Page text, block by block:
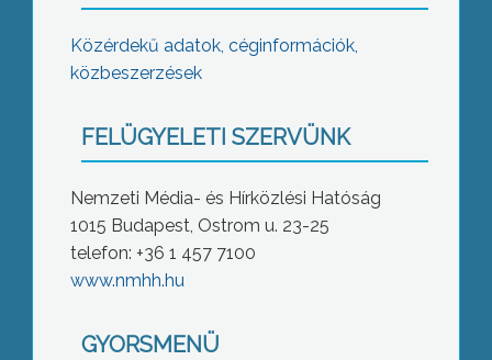
Közérdekű adatok, céginformációk,
közbeszerzések
FELÜGYELETI SZERVÜNK
Nemzeti Média- és Hírközlési Hatóság
1015 Budapest, Ostrom u. 23-25
telefon: +36 1 457 7100
www.nmhh.hu
GYORSMENÜ